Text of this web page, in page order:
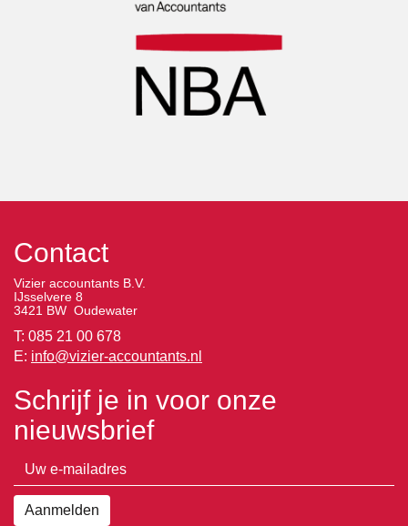
Contact
Vizier accountants B.V.
IJsselvere 8
3421 BW Oudewater
T: 085 21 00 678
E: info@vizier-accountants.nl
Schrijf je in voor onze
nieuwsbrief